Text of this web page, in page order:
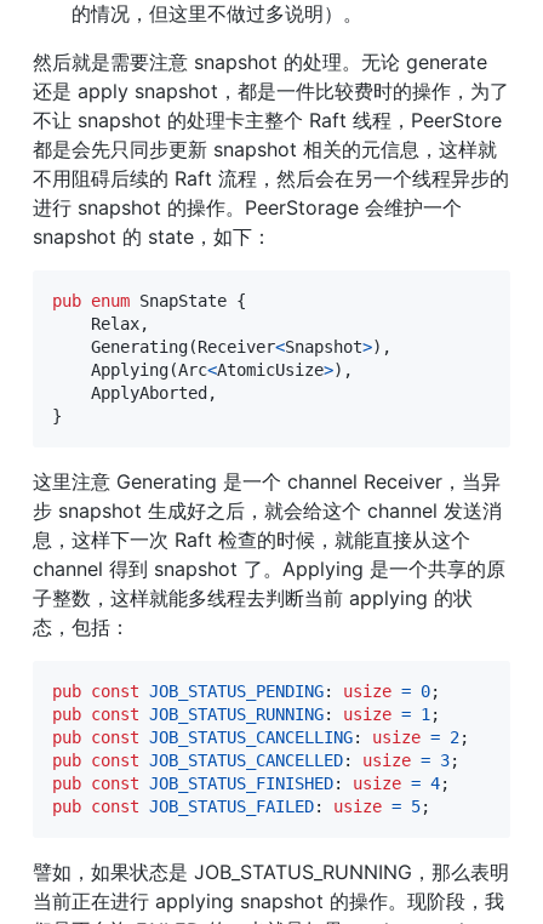
的情况，但这里不做过多说明）。
然后就是需要注意 snapshot 的处理。无论 generate
还是 apply snapshot，都是一件比较费时的操作，为了
不让 snapshot 的处理卡主整个 Raft 线程，PeerStore
都是会先只同步更新 snapshot 相关的元信息，这样就
不用阻碍后续的 Raft 流程，然后会在另一个线程异步的
进行 snapshot 的操作。PeerStorage 会维护一个
snapshot 的 state，如下：
pub enum SnapState {
Relax,
Generating(Receiver<Snapshot>) ,
Applying(Arc<AtomicUsize>) ,
ApplyAborted ,
}
这里注意 Generating 是一个 channel Receiver，当异
步 snapshot 生成好之后，就会给这个 channel 发送消
息，这样下一次 Raft 检查的时候，就能直接从这个
channel 得到 snapshot 了。Applying 是一个共享的原
子整数，这样就能多线程去判断当前 applying 的状
态，包括：
pub const JOB_STATUS_PENDING: usize = 0;
pub const JOB_STATUS_RUNNING: usize = 1;
pub const JOB_STATUS_CANCELLING: usize = 2;
pub const JOB_STATUS_CANCELLED: usize = 3;
pub const JOB_STATUS_FINISHED: usize = 4;
pub const JOB_STATUS_FAILED: usize = 5;
譬如，如果状态是 JOB_STATUS_RUNNING，那么表明
当前正在进行 applying snapshot 的操作。现阶段，我